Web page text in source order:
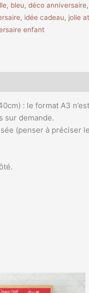
, bleu,déco anniversaire
, idée cadeau, jolie
enfant
: le format A3
sur demande.
(penser à préciser
produit